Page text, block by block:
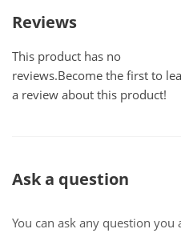
Reviews
This product has no
reviews.Become the first to
a review about this product!
Ask a question
You can ask any question